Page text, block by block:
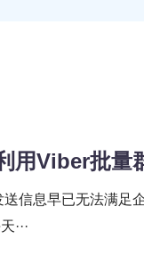
信息早已无法满足
···